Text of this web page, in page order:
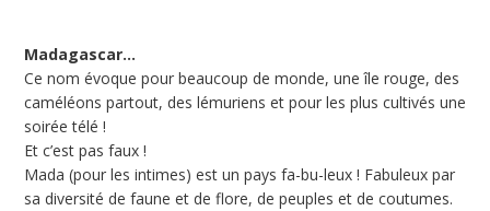
Madagascar…
Ce nom évoque pour beaucoup de monde, une île rouge, des
caméléons partout, des lémuriens et pour les plus cultivés une
soirée télé !
Et c’est pas faux !
Mada (pour les intimes) est un pays fa-bu-leux ! Fabuleux par
sa diversité de faune et de flore, de peuples et de coutumes.